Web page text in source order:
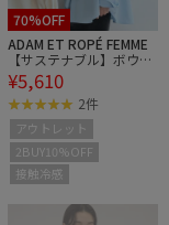
70%OFF
ADAM ET ROPÉ FEMME
【サステナブル】ボウタ
イシャツ
¥5,610
2件
アウトレット
2BUY10%OFF
接触冷感